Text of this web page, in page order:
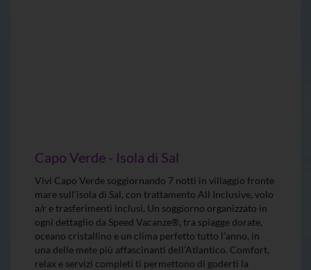
Capo Verde - Isola di Sal
Vivi Capo Verde soggiornando 7 notti in villaggio fronte
mare sull’isola di Sal, con trattamento All Inclusive, volo
a/r e trasferimenti inclusi. Un soggiorno organizzato in
ogni dettaglio da Speed Vacanze®, tra spiagge dorate,
oceano cristallino e un clima perfetto tutto l’anno, in
una delle mete più affascinanti dell’Atlantico. Comfort,
relax e servizi completi ti permettono di goderti la